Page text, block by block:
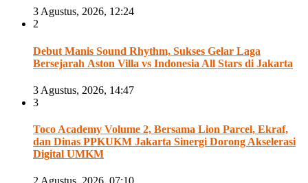
3 Agustus, 2026, 12:24
2
Debut Manis Sound Rhythm, Sukses Gelar Laga
Bersejarah Aston Villa vs Indonesia All Stars di Jakarta
3 Agustus, 2026, 14:47
3
Toco Academy Volume 2, Bersama Lion Parcel, Ekraf,
dan Dinas PPKUKM Jakarta Sinergi Dorong Akselerasi
Digital UMKM